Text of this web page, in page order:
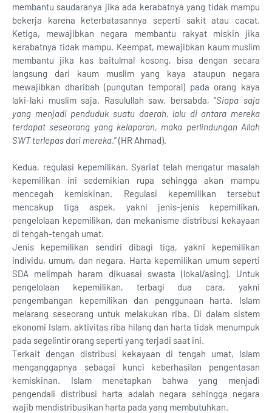
membantu saudaranya jika ada kerabatnya yang tidak mampu
bekerja karena keterbatasannya seperti sakit atau cacat.
Ketiga, mewajibkan negara membantu rakyat miskin jika
kerabatnya tidak mampu. Keempat, mewajibkan kaum muslim
membantu jika kas baitulmal kosong, bisa dengan secara
langsung dari kaum muslim yang kaya ataupun negara
mewajibkan dharibah (pungutan temporal) pada orang kaya
laki-laki muslim saja. Rasulullah saw. bersabda, “Siapa saja
yang menjadi penduduk suatu daerah, lalu di antara mereka
terdapat seseorang yang kelaparan, maka perlindungan Allah
SWT terlepas dari mereka.” (HR Ahmad).
Kedua, regulasi kepemilikan. Syariat telah mengatur masalah
kepemilikan ini sedemikian rupa sehingga akan mampu
mencegah kemiskinan. Regulasi kepemilikan tersebut
mencakup tiga aspek, yakni jenis-jenis kepemilikan,
pengelolaan kepemilikan, dan mekanisme distribusi kekayaan
di tengah-tengah umat.
Jenis kepemilikan sendiri dibagi tiga, yakni kepemilikan
individu, umum, dan negara. Harta kepemilikan umum seperti
SDA melimpah haram dikuasai swasta (lokal/asing). Untuk
pengelolaan kepemilikan, terbagi dua cara, yakni
pengembangan kepemilikan dan penggunaan harta. Islam
melarang seseorang untuk melakukan riba. Di dalam sistem
ekonomi Islam, aktivitas riba hilang dan harta tidak menumpuk
pada segelintir orang seperti yang terjadi saat ini.
Terkait dengan distribusi kekayaan di tengah umat, Islam
menganggapnya sebagai kunci keberhasilan pengentasan
kemiskinan. Islam menetapkan bahwa yang menjadi
pengendali distribusi harta adalah negara sehingga negara
wajib mendistribusikan harta pada yang membutuhkan.